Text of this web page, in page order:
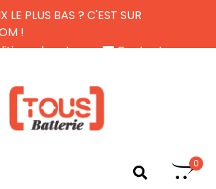
LE PLUS BAS ? C'EST SUR
!
de retour
Contactez-nous
0